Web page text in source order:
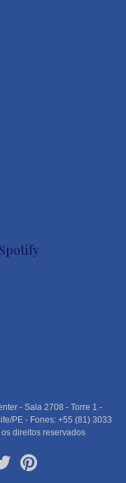
- Sala 2708 - Torre 1 -
PE - Fones: +55 (81) 3033
direitos reservados